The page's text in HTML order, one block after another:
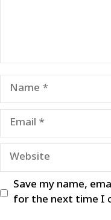
Name
Email
Website
Save my name,
for the next time I